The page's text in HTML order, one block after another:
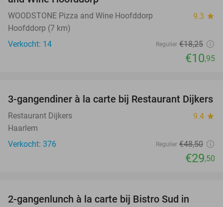
WOODSTONE Pizza and Wine Hoofddorp 9.3 star
Hoofddorp (7 km)
Verkocht: 14
Regulier €18,25
€10,95
39%
3-gangendiner à la carte bij Restaurant Dijkers
Restaurant Dijkers 9.4 star
Haarlem
Verkocht: 376
Regulier €48,50
€29,50
2-gangenlunch à la carte bij Bistro Sud in